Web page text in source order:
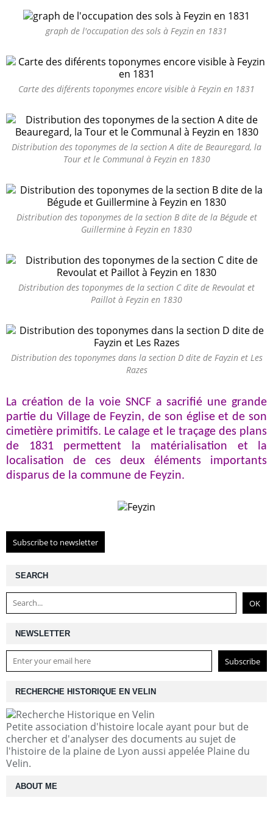
graph de l'occupation des sols à Feyzin en 1831
Carte des diférents toponymes encore visible à Feyzin en 1831
Distribution des toponymes de la section A dite de Beauregard, la
Tour et le Communal à Feyzin en 1830
Distribution des toponymes de la section B dite de la Bégude et
Guillermine à Feyzin en 1830
Distribution des toponymes de la section C dite de Revoulat et
Paillot à Feyzin en 1830
Distribution des toponymes dans la section D dite de Fayzin et Les
Razes
La création de la voie SNCF a sacrifié une grande
partie du Village de Feyzin, de son église et de son
cimetière primitifs. Le calage et le traçage des plans
de 1831 permettent la matérialisation et la
localisation de ces deux éléments importants
disparus de la commune de Feyzin.
Subscribe to newsletter
NEWSLETTER
SEARCH
RECHERCHE HISTORIQUE EN VELIN
Petite association d'histoire locale ayant pour but de
chercher et d'analyser des documents au sujet de
l'histoire de la plaine de Lyon aussi appelée Plaine du
Velin.
ABOUT ME